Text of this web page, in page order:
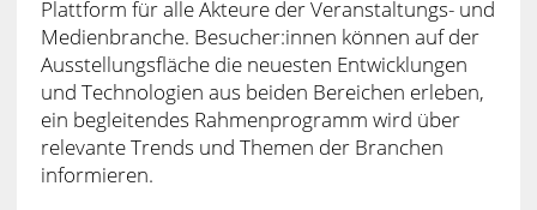
Plattform für alle Akteure der Veranstaltungs- und
Medienbranche. Besucher:innen können auf der
Ausstellungsfläche die neuesten Entwicklungen
und Technologien aus beiden Bereichen erleben,
ein begleitendes Rahmenprogramm wird über
relevante Trends und Themen der Branchen
informieren.